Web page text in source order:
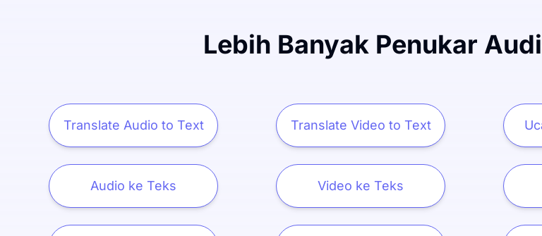
Lebih Banyak Penukar
Translate Audio to Text Translate Video to Text
Audio ke Teks Video ke Teks